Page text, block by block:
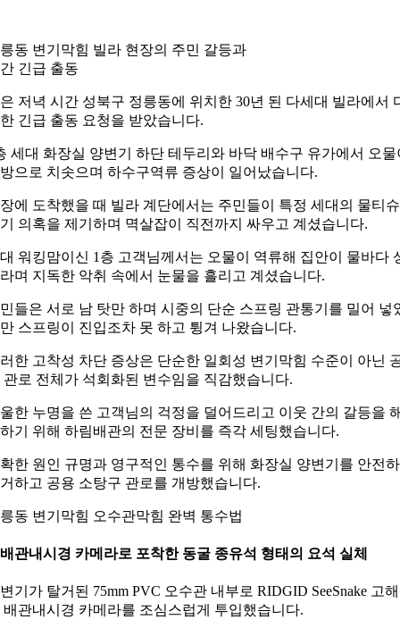
동 변기막힘 빌라 현장의 주민 갈등과
긴급 출동
저녁 시간 성북구 정릉동에 위치한 30년 된 다세대 빌라에서
긴급 출동 요청을 받았습니다.
세대 화장실 양변기 하단 테두리와 바닥 배수구 유가에서 오물
으로 치솟으며 하수구역류 증상이 일어났습니다.
에 도착했을 때 빌라 계단에서는 주민들이 특정 세대의 물티슈
의혹을 제기하며 멱살잡이 직전까지 싸우고 계셨습니다.
워킹맘이신 1층 고객님께서는 오물이 역류해 집안이 물바다
며 지독한 악취 속에서 눈물을 흘리고 계셨습니다.
들은 서로 남 탓만 하며 시중의 단순 스프링 관통기를 밀어 넣
스프링이 진입조차 못 하고 튕겨 나왔습니다.
한 고착성 차단 증상은 단순한 일회성 변기막힘 수준이 아닌
관로 전체가 석회화된 변수임을 직감했습니다.
한 누명을 쓴 고객님의 걱정을 덜어드리고 이웃 간의 갈등을
기 위해 하림배관의 전문 장비를 즉각 세팅했습니다.
한 원인 규명과 영구적인 통수를 위해 화장실 양변기를 안전
하고 공용 소탕구 관로를 개방했습니다.
동 변기막힘 오수관막힘 완벽 통수법
관내시경 카메라로 포착한 동굴 종유석 형태의 요석 실체
기가 탈거된 75mm PVC 오수관 내부로 RIDGID SeeSnake 고
배관내시경 카메라를 조심스럽게 투입했습니다.